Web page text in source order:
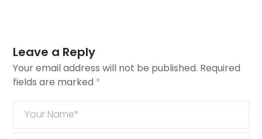
Leave a Reply
Your email address will not be published. Required
fields are marked *
Your Name*